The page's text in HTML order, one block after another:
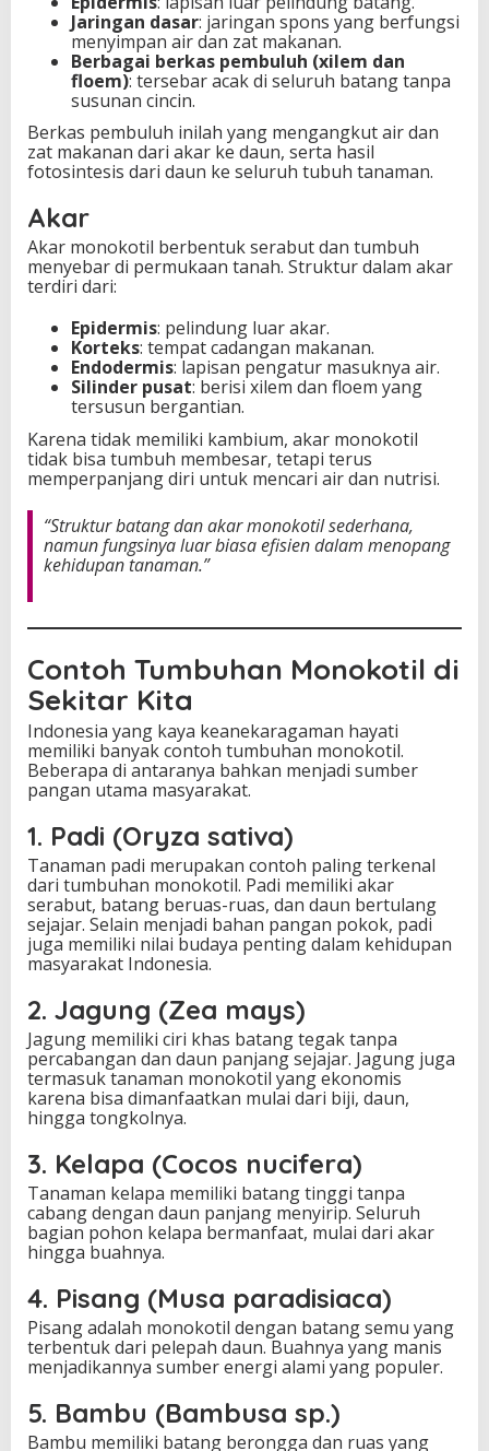
Jaringan dasar: jaringan spons yang berfungsi
menyimpan air dan zat makanan.
Berbagai berkas pembuluh (xilem dan
floem): tersebar acak di seluruh batang tanpa
susunan cincin.
Berkas pembuluh inilah yang mengangkut air dan
zat makanan dari akar ke daun, serta hasil
fotosintesis dari daun ke seluruh tubuh tanaman.
Akar
Akar monokotil berbentuk serabut dan tumbuh
menyebar di permukaan tanah. Struktur dalam akar
terdiri dari:
Epidermis: pelindung luar akar.
Korteks: tempat cadangan makanan.
Endodermis: lapisan pengatur masuknya air.
Silinder pusat: berisi xilem dan floem yang
tersusun bergantian.
Karena tidak memiliki kambium, akar monokotil
tidak bisa tumbuh membesar, tetapi terus
memperpanjang diri untuk mencari air dan nutrisi.
“Struktur batang dan akar monokotil sederhana,
namun fungsinya luar biasa efisien dalam menopang
kehidupan tanaman.”
Contoh Tumbuhan Monokotil di
Sekitar Kita
Indonesia yang kaya keanekaragaman hayati
memiliki banyak contoh tumbuhan monokotil.
Beberapa di antaranya bahkan menjadi sumber
pangan utama masyarakat.
1. Padi (Oryza sativa)
Tanaman padi merupakan contoh paling terkenal
dari tumbuhan monokotil. Padi memiliki akar
serabut, batang beruas-ruas, dan daun bertulang
sejajar. Selain menjadi bahan pangan pokok, padi
juga memiliki nilai budaya penting dalam kehidupan
masyarakat Indonesia.
2. Jagung (Zea mays)
Jagung memiliki ciri khas batang tegak tanpa
percabangan dan daun panjang sejajar. Jagung juga
termasuk tanaman monokotil yang ekonomis
karena bisa dimanfaatkan mulai dari biji, daun,
hingga tongkolnya.
3. Kelapa (Cocos nucifera)
Tanaman kelapa memiliki batang tinggi tanpa
cabang dengan daun panjang menyirip. Seluruh
bagian pohon kelapa bermanfaat, mulai dari akar
hingga buahnya.
4. Pisang (Musa paradisiaca)
Pisang adalah monokotil dengan batang semu yang
terbentuk dari pelepah daun. Buahnya yang manis
menjadikannya sumber energi alami yang populer.
5. Bambu (Bambusa sp.)
Bambu memiliki batang berongga dan ruas yang